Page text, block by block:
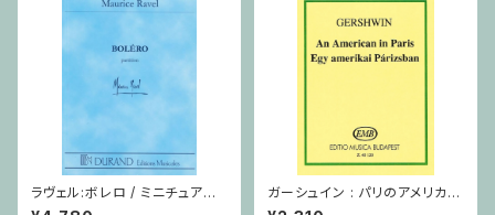
ラヴェル:ボレロ / ミニチュアス
コア
ガーシュイン : パリのアメリカ人
/ ミニチュアスコア